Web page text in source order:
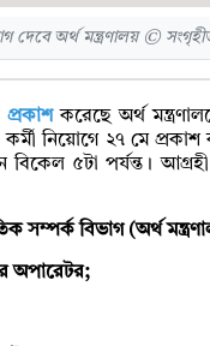
দেবে অর্থ মন্ত্রণালয় ©
প্রকাশকরেছে অর্থ
নিয়োগে ২৭ মে
৫টা পর্যন্ত। আগ্রহী
সম্পর্ক বিভাগ (অর্থ
অপারেটর;